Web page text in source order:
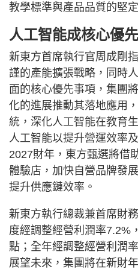
教學標準與產品品質的堅
人工智能成核心優
新東方首席執行官周成剛
謹的產能擴張戰略，同時
面的核心優先事項，集團
化的進展推動其落地應用
統，深化人工智能在教育
人工智能以提升營運效率
2027財年，東方甄選將借
體驗店，加快自營品牌發
提升供應鏈效率。
新東方執行總裁兼首席財
度經調整經營利潤率7.2%
點；全年經調整經營利潤
展望未來，集團將在新財